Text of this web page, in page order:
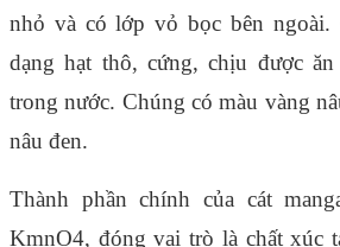
nhỏ và có lớp vỏ bọc bên ngoài.
dạng hạt thô, cứng, chịu được
trong nước. Chúng có màu vàng
nâu đen.
Thành phần chính của cát
KmnO4, đóng vai trò là chất xúc